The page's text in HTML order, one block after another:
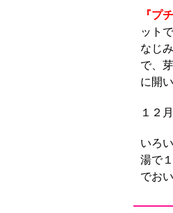
『プ
ット
なじ
で、
に開
１２
いろ
湯で
でお